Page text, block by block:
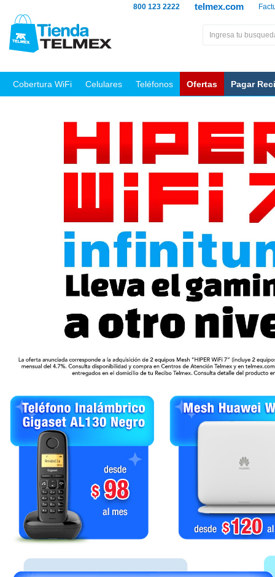
telmex.com
800 123 2222
Cobertura WiFi Celulares Teléfonos Ofertas Pagar